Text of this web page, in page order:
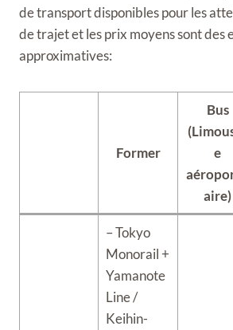
de transport disponibles pour les
de trajet et les prix moyens sont des
approximatives:
Former
Bus
e
aire)
– Tokyo
Monorail +
Yamanote
Line /
Keihin-